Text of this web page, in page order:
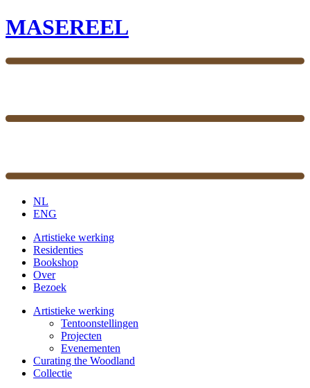
MASEREEL
NL
ENG
Artistieke werking
Residenties
Bookshop
Over
Bezoek
Artistieke werking
Tentoonstellingen
Projecten
Evenementen
Curating the Woodland
Collectie